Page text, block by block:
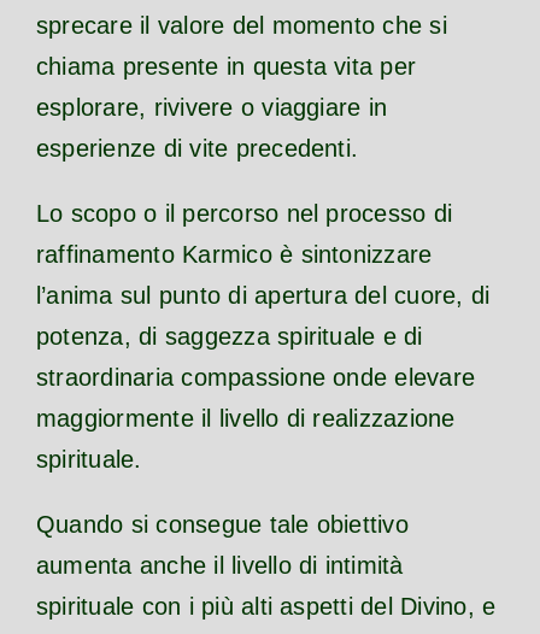
sprecare il valore del momento che si
chiama presente in questa vita per
esplorare, rivivere o viaggiare in
esperienze di vite precedenti.
Lo scopo o il percorso nel processo di
raffinamento Karmico è sintonizzare
l’anima sul punto di apertura del cuore, di
potenza, di saggezza spirituale e di
straordinaria compassione onde elevare
maggiormente il livello di realizzazione
spirituale.
Quando si consegue tale obiettivo
aumenta anche il livello di intimità
spirituale con i più alti aspetti del Divino, e